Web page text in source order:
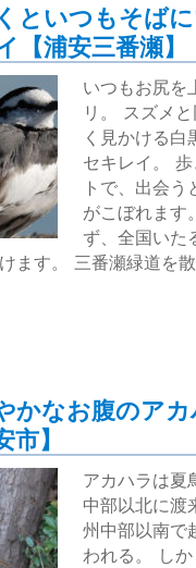
といつもそば
【浦安三番瀬】
いつもお尻を
リ。 スズメ
く見かける白
セキレイ。
トで、出会う
がこぼれます
ず、全国いた
ます。 三番瀬緑道を
つもそばにいるハクセ
かなお腹のア
市】
アカハラは夏
中部以北に渡
州中部以南で
われる。 し